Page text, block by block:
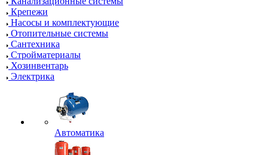
Крепежи
Насосы и комплектующие
Отопительные системы
Сантехника
Стройматериалы
Хозинвентарь
Электрика
Автоматика